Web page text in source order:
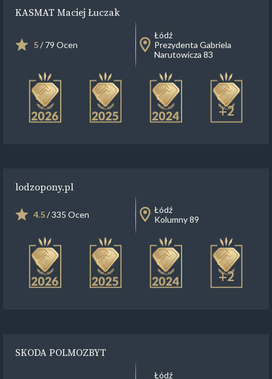
KASMAT Maciej Łuczak
5/ 79 Ocen
Łódź
Prezydenta Gabriela
Narutowicza 83
+2
lodzopony.pl
4.5/ 335 Ocen
Łódź
Kolumny 89
+2
SKODA POLMOZBYT
Łódź